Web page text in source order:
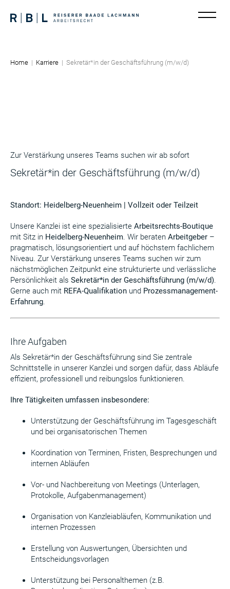
TEAM
KONTAKT
Home | Karriere | Sekretär*in der Geschäftsführung (m/w/d)
Zur Verstärkung unseres Teams suchen wir ab sofort
Sekretär*in der Geschäftsführung (m/w/d)
Standort: Heidelberg-Neuenheim | Vollzeit oder Teilzeit
Unsere Kanzlei ist eine spezialisierte Arbeitsrechts-Boutique
mit Sitz in Heidelberg-Neuenheim. Wir beraten Arbeitgeber –
pragmatisch, lösungsorientiert und auf höchstem fachlichem
Niveau. Zur Verstärkung unseres Teams suchen wir zum
nächstmöglichen Zeitpunkt eine strukturierte und verlässliche
Persönlichkeit als Sekretär*in der Geschäftsführung (m/w/d).
Gerne auch mit REFA-Qualifikation und Prozessmanagement-
Erfahrung.
Ihre Aufgaben
Als Sekretär*in der Geschäftsführung sind Sie zentrale
Schnittstelle in unserer Kanzlei und sorgen dafür, dass Abläufe
effizient, professionell und reibungslos funktionieren.
Ihre Tätigkeiten umfassen insbesondere:
Unterstützung der Geschäftsführung im Tagesgeschäft
und bei organisatorischen Themen
Koordination von Terminen, Fristen, Besprechungen und
internen Abläufen
Vor- und Nachbereitung von Meetings (Unterlagen,
Protokolle, Aufgabenmanagement)
Organisation von Kanzleiabläufen, Kommunikation und
internen Prozessen
Erstellung von Auswertungen, Übersichten und
Entscheidungsvorlagen
Unterstützung bei Personalthemen (z.B.